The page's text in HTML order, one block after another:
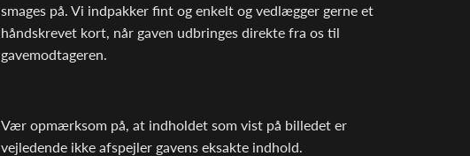
smages på. Vi indpakker fint og enkelt og vedlægger gerne et
håndskrevet kort, når gaven udbringes direkte fra os til
gavemodtageren.
Vær opmærksom på, at indholdet som vist på billedet er
vejledende ikke afspejler gavens eksakte indhold.